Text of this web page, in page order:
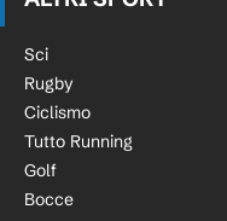
Sci
Rugby
Ciclismo
Tutto Running
Golf
Bocce